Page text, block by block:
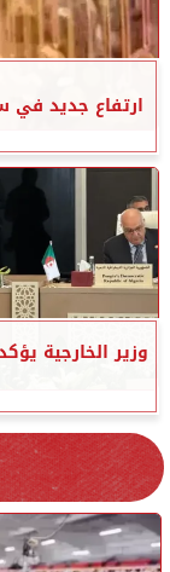
ارتفاع جديد في سعر الذهب
وزير الخارجية